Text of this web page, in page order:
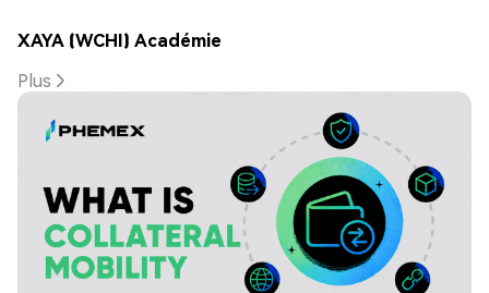
XAYA (WCHI) Académie
Plus